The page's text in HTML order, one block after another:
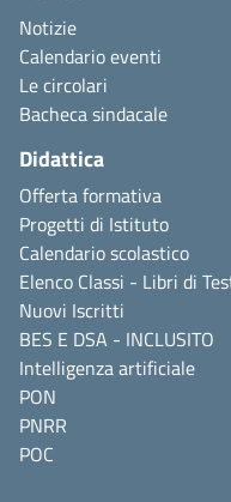
Notizie
Calendario eventi
Le circolari
Bacheca sindacale
Didattica
Offerta formativa
Progetti di Istituto
Calendario scolastico
Elenco Classi - Libri di
Nuovi Iscritti
BES E DSA - INCLUSITO
Intelligenza artificiale
PON
PNRR
POC